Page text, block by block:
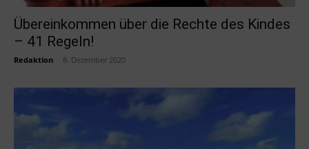
Übereinkommen über die Rechte des Kindes
– 41 Regeln!
Redaktion 8. Dezember 2020